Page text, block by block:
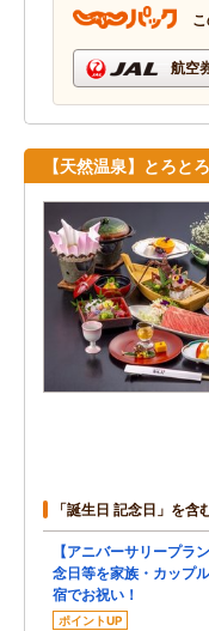
航空
【天然温泉】とろ
「誕生日 記念日」を含
【アニバーサリープラ
念日等を家族・カップ
宿でお祝い！
ポイントUP